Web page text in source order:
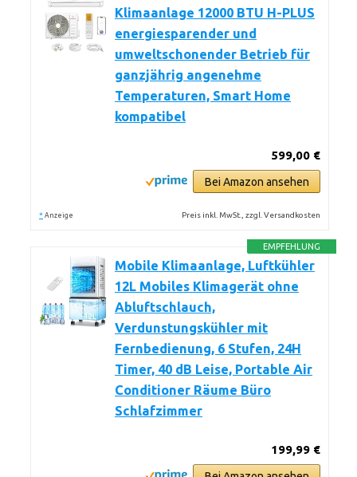
Klimaanlage 12000 BTU H-PLUS
energiesparender und
umweltschonender Betrieb für
ganzjährig angenehme
Temperaturen, Smart Home
kompatibel
599,00 €
Bei Amazon ansehen
* Anzeige Preis inkl. MwSt., zzgl. Versandkosten
EMPFEHLUNG
Mobile Klimaanlage, Luftkühler
12L Mobiles Klimagerät ohne
Abluftschlauch,
Verdunstungskühler mit
Fernbedienung, 6 Stufen, 24H
Timer, 40 dB Leise, Portable Air
Conditioner Räume Büro
Schlafzimmer
199,99 €